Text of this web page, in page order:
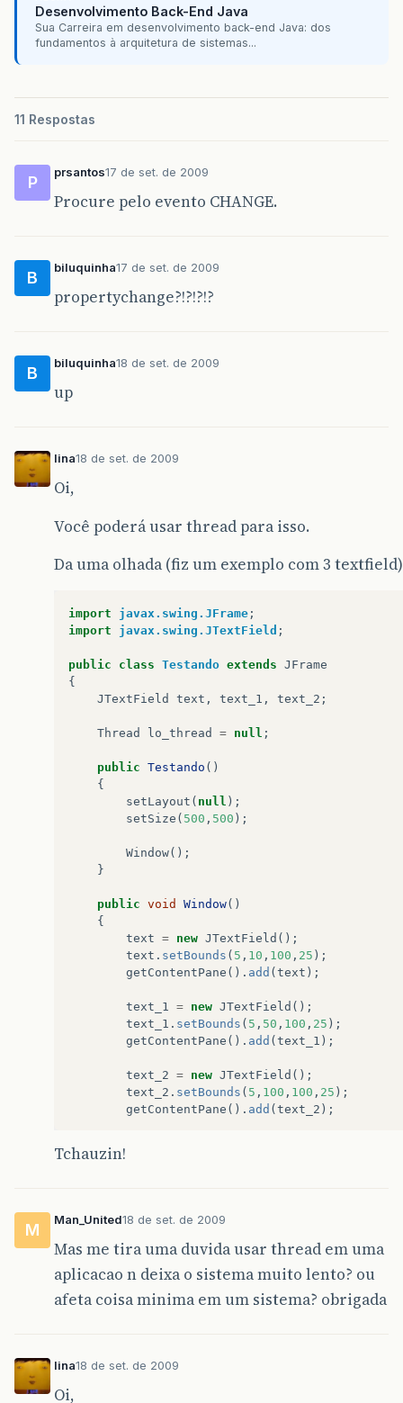
Desenvolvimento Back-End Java
Sua Carreira em desenvolvimento back-end Java: dos
fundamentos à arquitetura de sistemas...
11 Respostas
P
prsantos17 de set. de 2009
Procure pelo evento CHANGE.
B
biluquinha17 de set. de 2009
propertychange?!?!?!?
B
biluquinha18 de set. de 2009
up
lina18 de set. de 2009
Oi,
Você poderá usar thread para isso.
Da uma olhada (fiz um exemplo com 3
import javax.swing.JFrame ;
import
javax.swing.JTextField ;
public class Testando extends JFrame
{
JTextField
text , text_1 , text_2 ;
Thread lo_thread = null ;
public Testando ()
{
setLayout ( null );
setSize ( 500 , 500 );
Window();
}
public void Window()
{
text = new JTextField ();
text . setBounds ( 5 , 10 , 100 , 25 );
getContentPane (). add ( text );
text_1 = new JTextField ();
text_1 . setBounds ( 5 , 50 , 100 , 25 );
getContentPane (). add ( text_1 );
text_2 = new JTextField ();
text_2 . setBounds ( 5 , 100 , 100 , 25 );
getContentPane (). add ( text_2 );
{
(
new Thread
Tchauzin!
M
Man_United18 de set. de 2009
Mas me tira uma duvida usar thread em uma
aplicacao n deixa o sistema muito lento? ou
afeta coisa minima em um sistema? obrigada
lina18 de set. de 2009
Oi,